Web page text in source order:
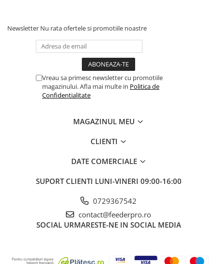
Newsletter Nu rata ofertele si promotiile noastre
Vreau sa primesc newsletter cu promotiile
magazinului. Afla mai multe in Politica de
Confidentialitate
MAGAZINUL MEU
CLIENTI
DATE COMERCIALE
SUPORT CLIENTI LUNI-VINERI 09:00-16:00
0729367542
contact@feederpro.ro
SOCIAL URMARESTE-NE IN SOCIAL MEDIA